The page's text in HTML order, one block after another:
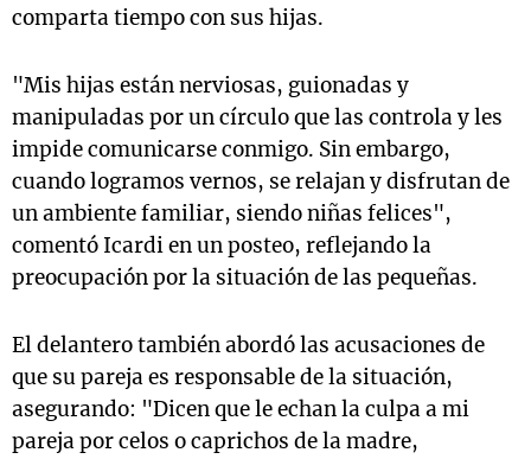
comparta tiempo con sus hijas.
"Mis hijas están nerviosas, guionadas y
manipuladas por un círculo que las controla y les
impide comunicarse conmigo. Sin embargo,
cuando logramos vernos, se relajan y disfrutan de
un ambiente familiar, siendo niñas felices",
comentó Icardi en un posteo, reflejando la
preocupación por la situación de las pequeñas.
El delantero también abordó las acusaciones de
que su pareja es responsable de la situación,
asegurando: "Dicen que le echan la culpa a mi
pareja por celos o caprichos de la madre,